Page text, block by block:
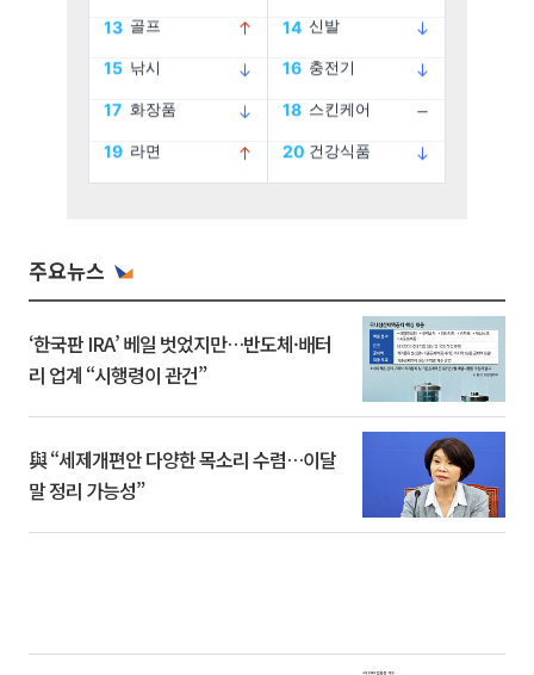
주요뉴스
‘한국판 IRA’ 베일 벗었지만…반도체·배터
리 업계 “시행령이 관건”
與 “세제개편안 다양한 목소리 수렴…이달
말 정리 가능성”